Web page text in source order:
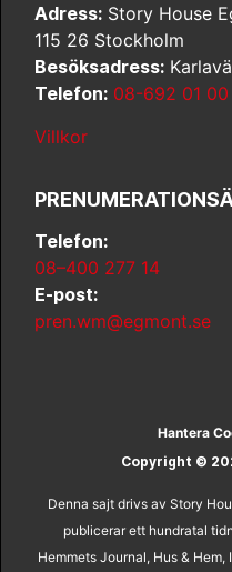
Adress: Story House
115 26 Stockholm
Besöksadress:
Telefon: 08-692 01 00
Villkor
Telefon:
08–400 277 14
E-post:
pren.wm@egmont.se
Hantera
Copyright ©
Denna sajt drivs av Story
publicerar ett hundratal
Hemmets Journal, Hus &